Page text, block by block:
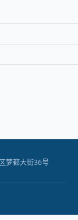
梦都大街36号